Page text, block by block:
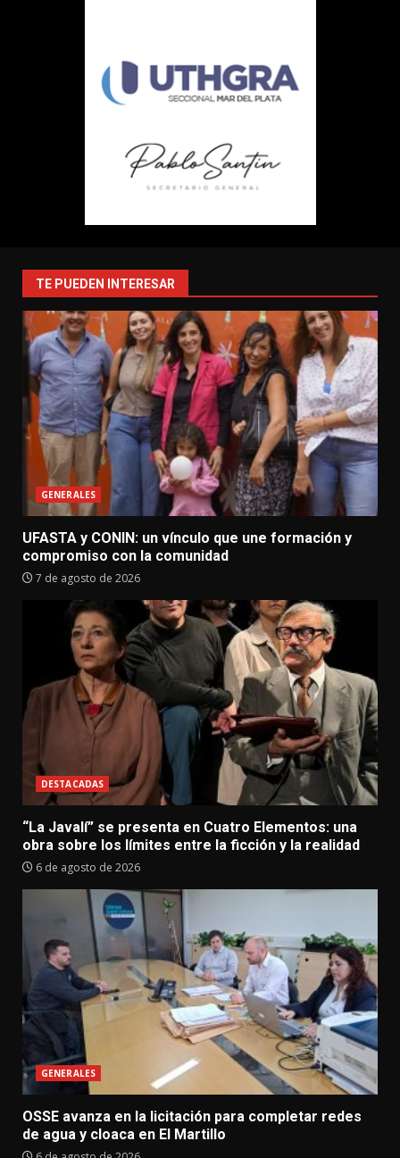
TE PUEDEN INTERESAR
GENERALES
UFASTA y CONIN: un vínculo que une formación y
compromiso con la comunidad
7 de agosto de 2026
DESTACADAS
“La Javalí” se presenta en Cuatro Elementos: una
obra sobre los límites entre la ficción y la realidad
6 de agosto de 2026
GENERALES
OSSE avanza en la licitación para completar redes
de agua y cloaca en El Martillo